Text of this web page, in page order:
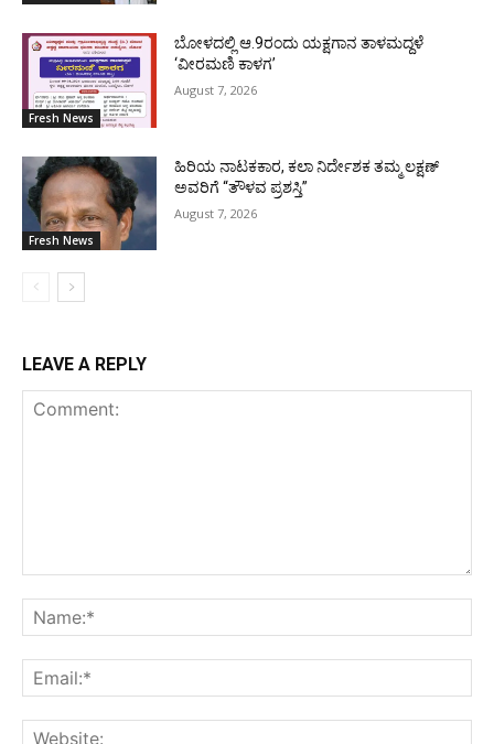
Fresh News
ಬೋಳದಲ್ಲಿ ಆ.9ರಂದು ಯಕ್ಷಗಾನ ತಾಳಮದ್ದಳೆ
‘ವೀರಮಣಿ ಕಾಳಗ’
August 7, 2026
Fresh News
ಹಿರಿಯ ನಾಟಕಕಾರ, ಕಲಾ ನಿರ್ದೇಶಕ ತಮ್ಮ ಲಕ್ಷಣ್
ಅವರಿಗೆ “ತೌಳವ ಪ್ರಶಸ್ತಿ”
August 7, 2026
LEAVE A REPLY